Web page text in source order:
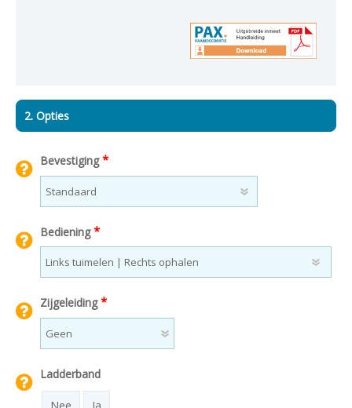
2. Opties
Bevestiging*
Bediening*
Zijgeleiding*
Ladderband